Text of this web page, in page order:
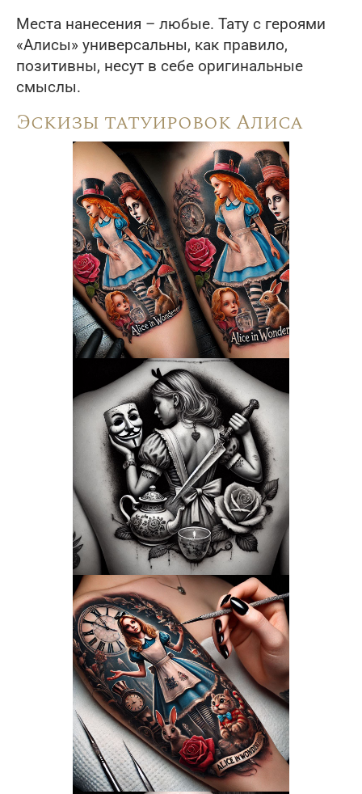
Места нанесения – любые. Тату с героями
«Алисы» универсальны, как правило,
позитивны, несут в себе оригинальные
смыслы.
Эскизы татуировок Алиса